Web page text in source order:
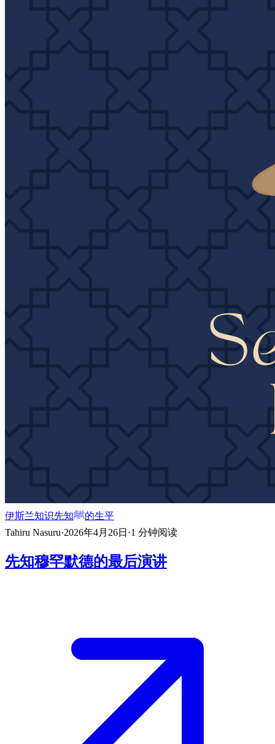
伊斯兰知识
先知ﷺ的生平
Tahiru Nasuru·2026年4月26日 ·1 分钟阅读
先知穆罕默德的最后演讲